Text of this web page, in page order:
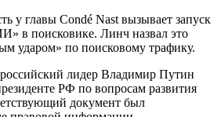
у главы Condé Nast вызывает запуск
в поисковике. Линч назвал это
ударом» по поисковому трафику.
лидер Владимир Путин
РФ по вопросам развития
документ был